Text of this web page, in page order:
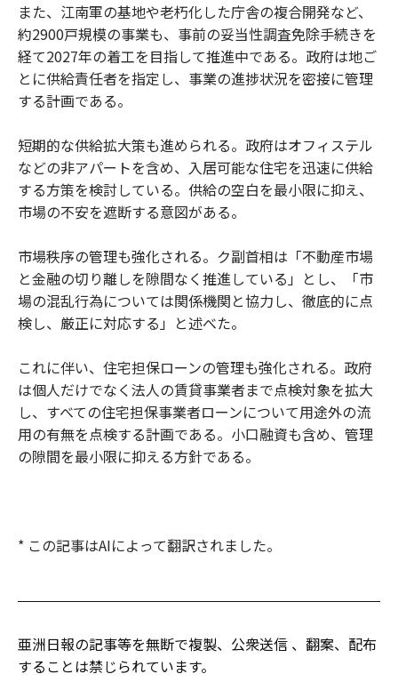
また、江南軍の基地や老朽化した庁舎の複合開発など、
約2900戸規模の事業も、事前の妥当性調査免除手続きを
経て2027年の着工を目指して推進中である。政府は地ご
とに供給責任者を指定し、事業の進捗状況を密接に管理
する計画である。
短期的な供給拡大策も進められる。政府はオフィステル
などの非アパートを含め、入居可能な住宅を迅速に供給
する方策を検討している。供給の空白を最小限に抑え、
市場の不安を遮断する意図がある。
市場秩序の管理も強化される。ク副首相は「不動産市場
と金融の切り離しを隙間なく推進している」とし、「市
場の混乱行為については関係機関と協力し、徹底的に点
検し、厳正に対応する」と述べた。
これに伴い、住宅担保ローンの管理も強化される。政府
は個人だけでなく法人の賃貸事業者まで点検対象を拡大
し、すべての住宅担保事業者ローンについて用途外の流
用の有無を点検する計画である。小口融資も含め、管理
の隙間を最小限に抑える方針である。
* この記事はAIによって翻訳されました。
亜洲日報の記事等を無断で複製、公衆送信 、翻案、配布
することは禁じられています。